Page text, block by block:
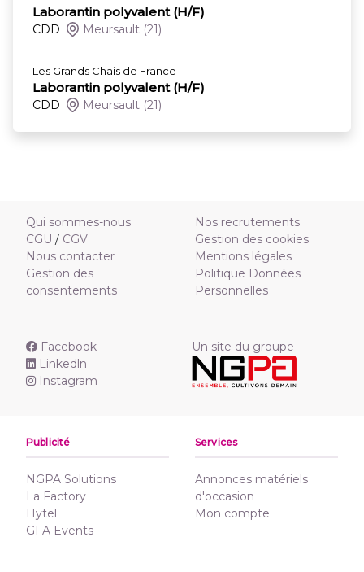
Laborantin polyvalent (H/F)
CDD Meursault (21)
Les Grands Chais de France
Laborantin polyvalent (H/F)
CDD Meursault (21)
Qui sommes-nous
CGU / CGV
Nous contacter
Gestion des
consentements
Nos recrutements
Gestion des cookies
Mentions légales
Politique Données
Personnelles
Facebook
Linkedln
Instagram
Un site du groupe
Publicité
NGPA Solutions
La Factory
Hytel
GFA Events
Services
Annonces matériels
d'occasion
Mon compte